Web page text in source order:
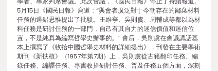
5月15日《國民日報》寫道：“與會者廣泛對于今朝存在的鄙棄材料
任務的過錯思惟提出了批駁。王維亭、吳則虞、周輔成等都以為材
料任務是研討任務的一部門，自己有其自力的迷信價值和迷信位
置，不是純真為編寫哲學史辦事的。” 會后，吳則虞在會議講話基
本上撰寫了《收拾中國哲學史材料的詳細提出》，刊發在主要學術
期刊《新扶植》（1957年第7期）上，吳則虞從古籍翻印任務、編
錄任務、編譯任務、專書收拾研討任務、普及任務五個方面，深刻